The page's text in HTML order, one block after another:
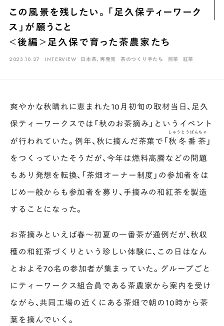
ブレンドティー 釜炒り茶 番茶 台湾茶 抹茶
ハーブティー 白葉茶 玉露 茎茶 碾茶 中国茶
白茶 烏龍茶 ミルクティー かぶせ茶 茶外茶 ダージリン
新潟 茨城 栃木 島根
岐阜 愛知 三重 鹿児島 長崎 京都 山梨 石川
香川 岡山 広島
この風景を残したい。「足久保ティーワーク
ス」が願うこと
＜後編＞足久保で育った茶農家たち
2023.10.27 INTERVIEW 日本茶、再発見 茶のつくり手たち 煎茶 紅茶
爽やかな秋晴れに恵まれた10月初旬の取材当日、足久
保ティーワークスでは「秋のお茶摘み」というイベント
が行われていた。例年、秋に摘んだ茶葉で「秋冬番茶
しゅうとうばんちゃ
」
をつくっていたそうだが、今年は燃料高騰などの問題
もあり発想を転換、「茶畑オーナー制度」の参加者をは
じめ一般からも参加者を募り、手摘みの和紅茶を製造
することになった。
お茶摘みといえば春〜初夏の一番茶が通例だが、秋収
穫の和紅茶づくりという珍しい体験に、この日はなん
とおよそ70名の参加者が集まっていた。グループごと
にティーワークス組合員である茶農家から案内を受け
ながら、共同工場の近くにある茶畑で朝の10時から茶
葉を摘んでいく。